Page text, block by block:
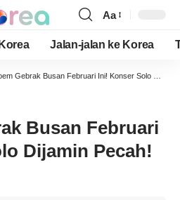
Font
Resizer
Aa
Jalan-jalan ke Korea
Gebrak Busan Februari Ini! Konser Solo Dijamin Pecah! 🎤🔥
Busan Februari
Dijamin Pecah!